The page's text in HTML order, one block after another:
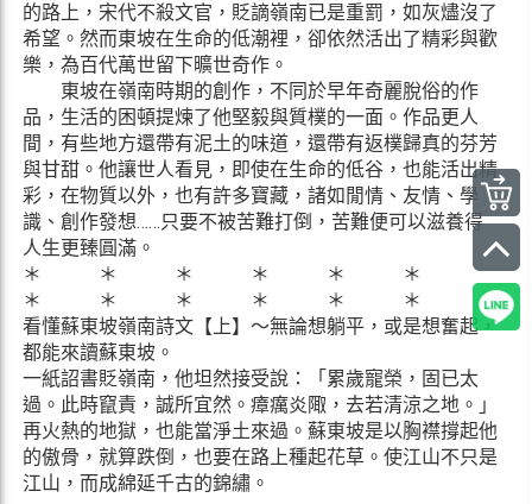
的路上，宋代不殺文官，貶謫嶺南已是重罰，如灰燼沒了
希望。然而東坡在生命的低潮裡，卻依然活出了精彩與歡
樂，為百代萬世留下曠世奇作。
東坡在嶺南時期的創作，不同於早年奇麗脫俗的作
品，生活的困頓提煉了他堅毅與質樸的一面。作品更人
間，有些地方還帶有泥土的味道，還帶有返樸歸真的芬芳
與甘甜。他讓世人看見，即使在生命的低谷，也能活出精
彩，在物質以外，也有許多寶藏，諸如閒情、友情、學
識、創作發想……只要不被苦難打倒，苦難便可以滋養得
人生更臻圓滿。
＊ ＊ ＊ ＊ ＊ ＊
＊ ＊ ＊ ＊ ＊ ＊
看懂蘇東坡嶺南詩文【上】～無論想躺平，或是想奮起，
都能來讀蘇東坡。
一紙詔書貶嶺南，他坦然接受說：「累歲寵榮，固已太
過。此時竄責，誠所宜然。瘴癘炎陬，去若清涼之地。」
再火熱的地獄，也能當淨土來過。蘇東坡是以胸襟撐起他
的傲骨，就算跌倒，也要在路上種起花草。使江山不只是
江山，而成綿延千古的錦繡。